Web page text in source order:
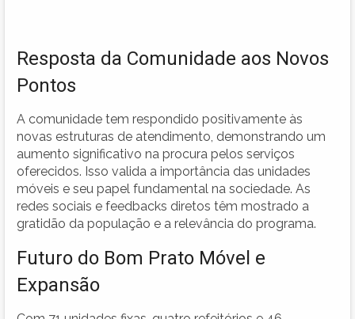
Resposta da Comunidade aos Novos
Pontos
A comunidade tem respondido positivamente às
novas estruturas de atendimento, demonstrando um
aumento significativo na procura pelos serviços
oferecidos. Isso valida a importância das unidades
móveis e seu papel fundamental na sociedade. As
redes sociais e feedbacks diretos têm mostrado a
gratidão da população e a relevância do programa.
Futuro do Bom Prato Móvel e
Expansão